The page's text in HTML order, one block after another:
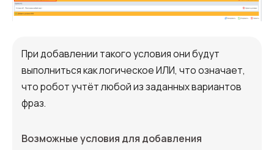
При добавлении такого условия они будут
выполниться как логическое ИЛИ, что означает,
что робот учтёт любой из заданных вариантов
фраз.
Возможные условия для добавления